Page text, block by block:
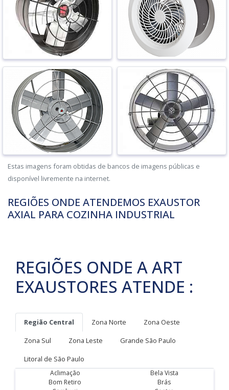
Estas imagens foram obtidas de bancos de imagens públicas e
disponível livremente na internet.
REGIÕES ONDE ATENDEMOS EXAUSTOR
AXIAL PARA COZINHA INDUSTRIAL
REGIÕES ONDE A ART
EXAUSTORES ATENDE :
Região Central Zona Norte
Zona Oeste
Zona Sul
Zona Leste
Grande São Paulo
Litoral de São Paulo
Aclimação
Bela Vista
Bom Retiro
Brás